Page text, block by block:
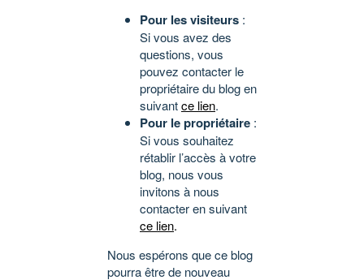
Pour les visiteurs :
Si vous avez des
questions, vous
pouvez contacter le
propriétaire du blog en
suivantce lien.
Pour le propriétaire :
Si vous souhaitez
rétablir l’accès à votre
blog, nous vous
invitons à nous
contacter en suivant
ce lien.
Nous espérons que ce blog
pourra être de nouveau